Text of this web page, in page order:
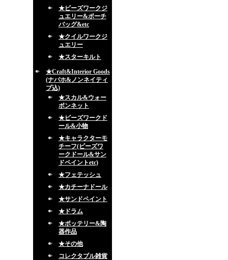
★ビーズワークジ
ュエリー&ポーチ
バッグ&etc
★クイルワークジ
ュエリー
★スターキルト
★Craft&Interior Goods
(ナバホ&ノンネイティ
ブ込)
★スカル&ウォー
ボンネット
★ビーズワークド
ール&小物
★キャラクターモ
チーフ(ビーズワ
ークドール&サン
ドペイントetc)
★フェテッシュ
★カチーナドール
★サンドペイント
★ドラム
★ポッテリー&陶
器作品
★その他
コレクタブル雑貨